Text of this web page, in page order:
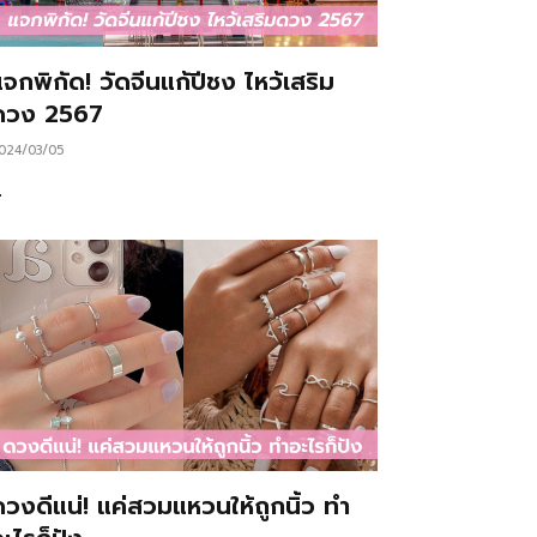
กพิกัด! วัดจีนแก้ปีชง ไหว้เสริม
ง 2567
03/05
งดีแน่! แค่สวมแหวนให้ถูกนิ้ว ทำ